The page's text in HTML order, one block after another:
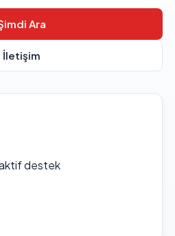
Ara
İletişim
destek